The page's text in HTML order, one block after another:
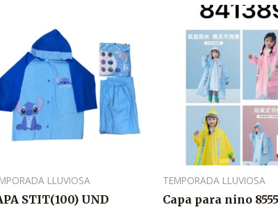
LLUVIOSA
STIT(100) UND
original
era:
.
₡3,950
actual
es:
.
₡2,800
TEMPORADA LLUVIOSA
Capa para nino 8555
El
precio
original
era:
₡4,250
El
precio
actual
₡3,500